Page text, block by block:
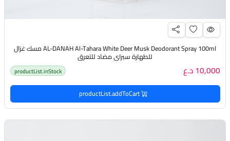
AL-DANAH Al-Tahara White Deer Musk Deodorant Spray 100ml مسك غزال
للطهارة سبراي مضاد للتعرق
10,000 د.ع productList.inStock
productList.addToCart